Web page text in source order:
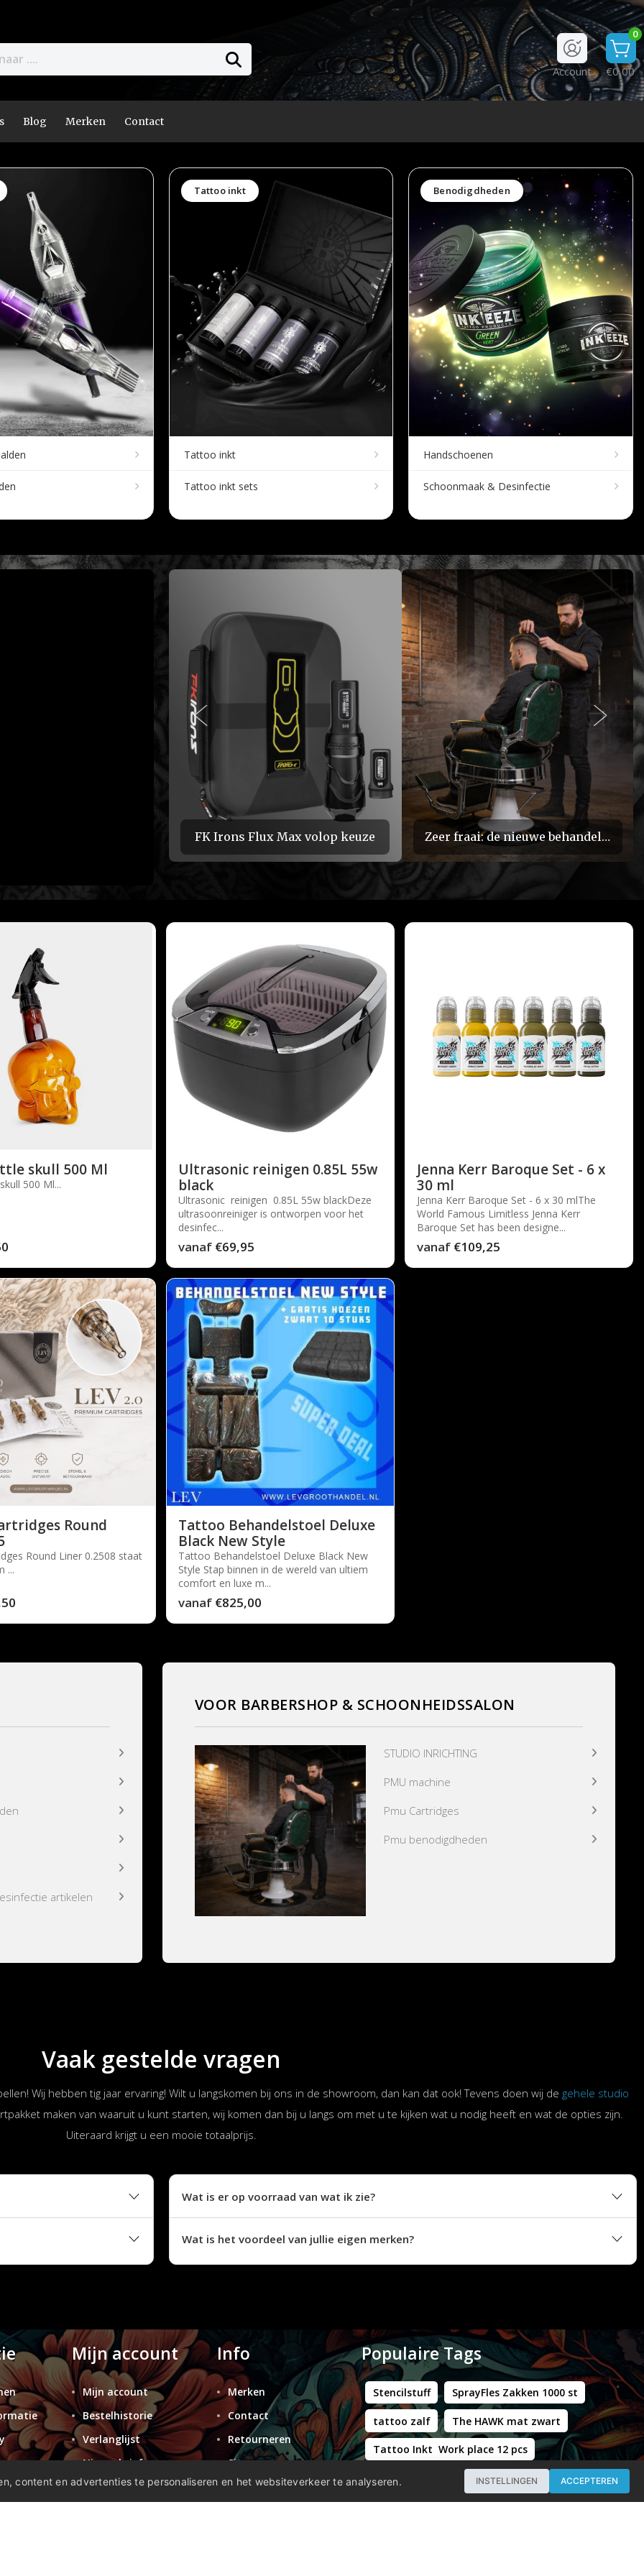
0
€0,00
Account
Blog Merken Contact
Tattoo inkt
Tattoo inkt
Tattoo inkt sets
Benodigdheden
Handschoenen
Schoonmaak & Desinfectie
FK Irons Flux Max volop keuze Zeer fraai: de nieuwe behandelstoelen
skull 500 Ml
500 Ml...
Ultrasonic reinigen 0.85L 55w
black
Ultrasonic reinigen 0.85L 55w blackDeze
ultrasoonreiniger is ontworpen voor het
desinfec...
vanaf €69,95
Jenna Kerr Baroque Set - 6 x
30 ml
Jenna Kerr Baroque Set - 6 x 30 mlThe
World Famous Limitless Jenna Kerr
Baroque Set has been designe...
vanaf €109,25
Round
Round Liner 0.2508 staat
...
Tattoo Behandelstoel Deluxe
Black New Style
Tattoo Behandelstoel Deluxe Black New
Style Stap binnen in de wereld van ultiem
comfort en luxe m...
vanaf €825,00
artikelen
VOOR BARBERSHOP & SCHOONHEIDSSALON
STUDIO INRICHTING
PMU machine
Pmu Cartridges
Pmu benodigdheden
Vaak gestelde vragen
Wij hebben tig jaar ervaring! Wilt u langskomen bij ons in de showroom, dan kan dat ook! Tevens doen wij de gehele studio
maken van waaruit u kunt starten, wij komen dan bij u langs om met u te kijken wat u nodig heeft en wat de opties zijn.
Uiteraard krijgt u een mooie totaalprijs.
Wat is er op voorraad van wat ik zie?
Wat is het voordeel van jullie eigen merken?
Mijn account
Mijn account
Bestelhistorie
Verlanglijst
Nieuwsbrief
Info
Merken
Contact
Retourneren
Sitemap
Populaire Tags
Stencilstuff SprayFles Zakken 1000 st
tattoo zalf The HAWK mat zwart
Tattoo Inkt Work place 12 pcs
Hustle Butter Deluxe Zakjes
Professional - Workstation Pro - Matt Black
content en advertenties te personaliseren en het websiteverkeer te analyseren. INSTELLINGEN ACCEPTEREN